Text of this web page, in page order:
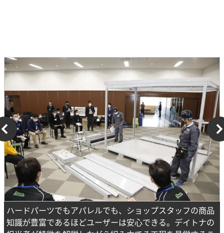
ハードパーツでもアパレルでも、ショップスタッフの商品
知識が豊富であるほどユーザーは安心できる。デイトナの